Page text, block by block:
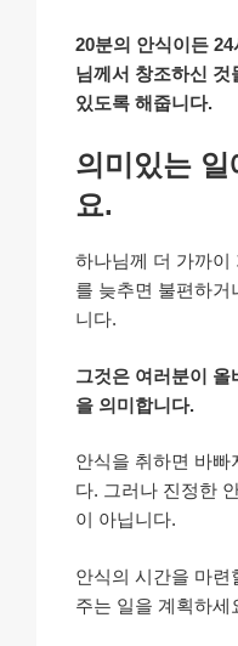
20분의 안식이든
님께서 창조하신
있도록 해줍니다.
의미있는 일
요.
하나님께 더 가까이
를 늦추면 불편하거
니다.
그것은 여러분이 올
을 의미합니다.
안식을 취하면 바빠
다. 그러나 진정한
이 아닙니다.
안식의 시간을 마
주는 일을 계획하세